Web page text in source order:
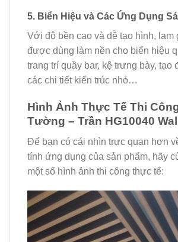
5. Biển Hiệu và Các Ứng Dụng
Với độ bền cao và dễ tạo hình, lam
được dùng làm nền cho biển hiệu
trang trí quầy bar, kệ trưng bày, tạo
các chi tiết kiến trúc nhỏ…
Hình Ảnh Thực Tế Thi
Tường – Trần HG10040
Để bạn có cái nhìn trực quan hơn
tính ứng dụng của sản phẩm, hãy
một số hình ảnh thi công thực tế: